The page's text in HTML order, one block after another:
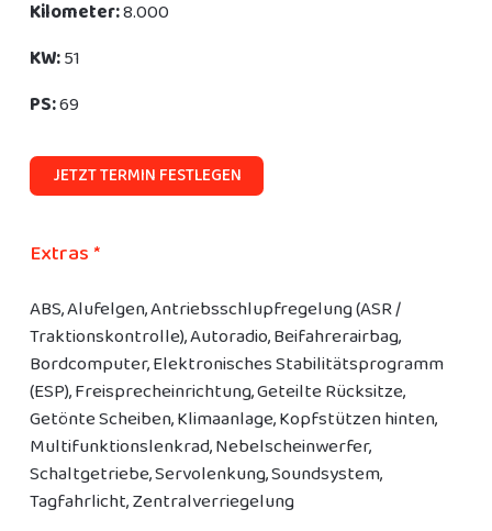
Kilometer:8.000
KW:51
PS:69
JETZT TERMIN FESTLEGEN
Extras *
ABS, Alufelgen, Antriebsschlupfregelung (ASR /
Traktionskontrolle), Autoradio, Beifahrerairbag,
Bordcomputer, Elektronisches Stabilitätsprogramm
(ESP), Freisprecheinrichtung, Geteilte Rücksitze,
Getönte Scheiben, Klimaanlage, Kopfstützen hinten,
Multifunktionslenkrad, Nebelscheinwerfer,
Schaltgetriebe, Servolenkung, Soundsystem,
Tagfahrlicht, Zentralverriegelung